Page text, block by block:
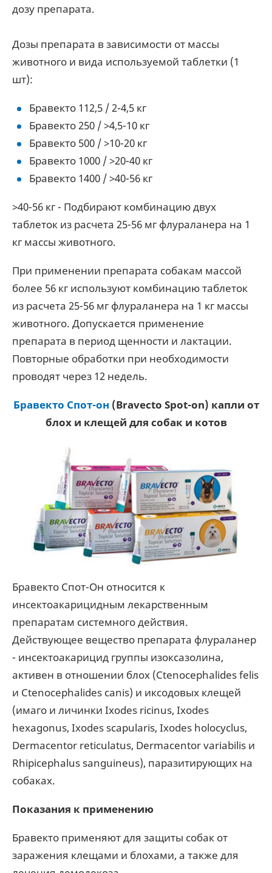
дозу препарата.
Дозы препарата в зависимости от массы
животного и вида используемой таблетки (1
шт):
Бравекто 112,5 / 2-4,5 кг
Бравекто 250 / >4,5-10 кг
Бравекто 500 / >10-20 кг
Бравекто 1000 / >20-40 кг
Бравекто 1400 / >40-56 кг
>40-56 кг - Подбирают комбинацию двух
таблеток из расчета 25-56 мг флураланера на 1
кг массы животного.
При применении препарата собакам массой
более 56 кг используют комбинацию таблеток
из расчета 25-56 мг флураланера на 1 кг массы
животного. Допускается применение
препарата в период щенности и лактации.
Повторные обработки при необходимости
проводят через 12 недель.
Бравекто Спот-он (Bravecto Spot-on) капли от
блох и клещей для собак и котов
Бравекто Спот-Он относится к
инсектоакарицидным лекарственным
препаратам системного действия.
Действующее вещество препарата флураланер
- инсектоакарицид группы изоксазолина,
активен в отношении блох (Ctenocephalides felis
и Ctenocephalides canis) и иксодовых клещей
(имаго и личинки Ixodes ricinus, Ixodes
hexagonus, Ixodes scapularis, Ixodes holocyclus,
Dermacentor reticulatus, Dermacentor variabilis и
Rhipicephalus sanguineus), паразитирующих на
собаках.
Показания к применению
Бравекто применяют для защиты собак от
заражения клещами и блохами, а также для